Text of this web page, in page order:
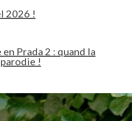
2026 !
Prada 2 : quand la
!